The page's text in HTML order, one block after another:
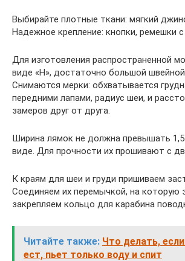
Выбирайте плотные ткани: мягкий
Надежное крепление: кнопки, ремешки
Для изготовления распространенной
виде «Н», достаточно большой
Снимаются мерки: обхватывается
передними лапами, радиус шеи, и
замеров друг от друга.
Ширина лямок не должна превышать
виде. Для прочности их прошивают с
К краям для шеи и груди пришиваем
Соединяем их перемычкой, на которую
закрепляем кольцо для карабина
Читайте также: Что делать,
ест, пьет только воду и спит